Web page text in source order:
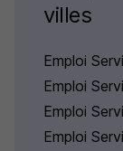
villes
Emploi
Emploi
Emploi
Emploi